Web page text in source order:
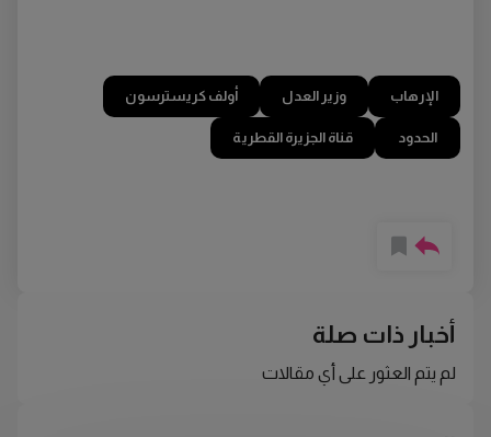
الإرهاب وزير العدل أولف كريسترسون
الحدود قناة الجزيرة القطرية
أخبار ذات صلة
لم يتم العثور على أي مقالات